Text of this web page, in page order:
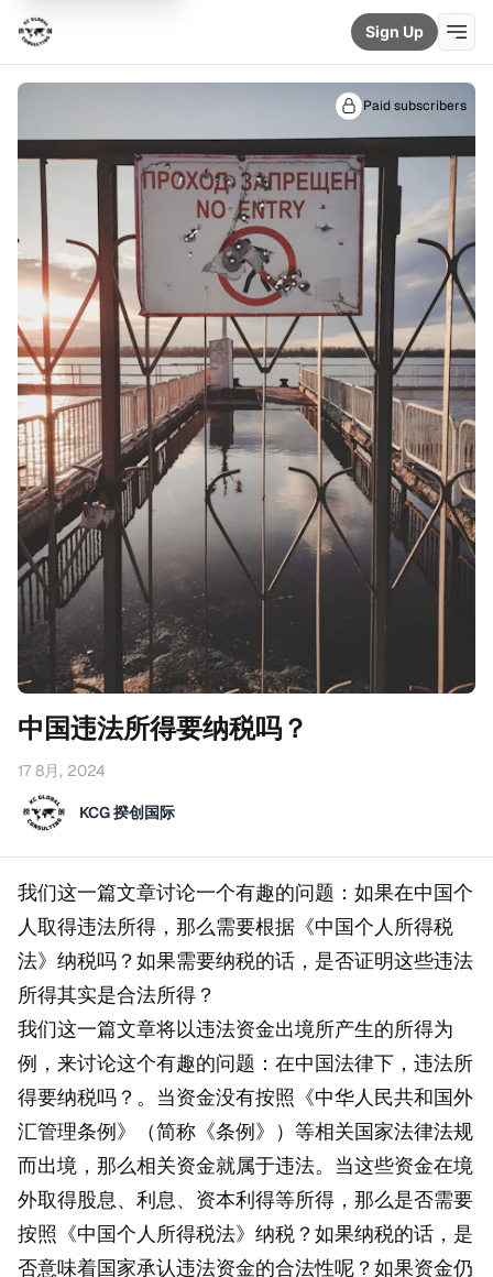
Sign Up
Paid subscribers
中国违法所得要纳税吗？
17 8月, 2024
KCG 揆创国际
我们这一篇文章讨论一个有趣的问题：如果在中国个
人取得违法所得，那么需要根据《中国个人所得税
法》纳税吗？如果需要纳税的话，是否证明这些违法
所得其实是合法所得？
我们这一篇文章将以违法资金出境所产生的所得为
例，来讨论这个有趣的问题：在中国法律下，违法所
得要纳税吗？。当资金没有按照《中华人民共和国外
汇管理条例》（简称《条例》）等相关国家法律法规
而出境，那么相关资金就属于违法。当这些资金在境
外取得股息、利息、资本利得等所得，那么是否需要
按照《中国个人所得税法》纳税？如果纳税的话，是
否意味着国家承认违法资金的合法性呢？如果资金仍